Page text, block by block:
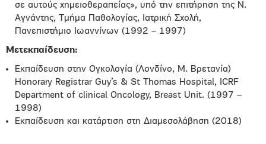
σε αυτούς χημειοθεραπείας», υπό την επιτήρηση της Ν.
Αγνάντης, Τμήμα Παθολογίας, Ιατρική Σχολή,
Πανεπιστήμιο Ιωαννίνων (1992 – 1997)
Μετεκπαίδευση:
Εκπαίδευση στην Ογκολογία (Λονδίνο, Μ. Βρετανία)
Honorary Registrar Guy’s & St Thomas Hospital, ICRF
Department of clinical Oncology, Breast Unit. (1997 –
1998)
Εκπαίδευση και κατάρτιση στη Διαμεσολάβηση (2018)